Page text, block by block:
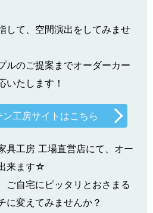
して、空間演出をしてみませ
ルのご提案までオーダーカー
いたします！
工房サイトはこちら
具工房 工場直営店にて、オー
来ます☆
ご自宅にピッタリとおさまる
に変えてみませんか？